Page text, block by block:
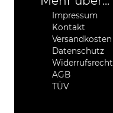
Impressum
Kontakt
Versandkosten
Datenschutz
Widerrufsrecht
AGB
TÜV